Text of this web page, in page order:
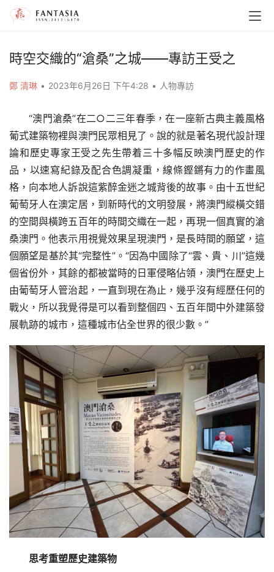
時空交織的“滄桑”之城——專訪王受之
鄭 清琳 • 2023年6月26日 下午4:28 • 人物專訪
“澳門滄桑”在二○二三年春季，在一座新古典主義風格
葡式建築物裡與澳門民眾相見了。說的就是著名現代設計理
論和歷史專家王受之先生帶着三十多幅反映澳門歷史的作
品，以速寫紀錄及配合色調凝重，線條鏗鏘有力的作畫風
格，向本地人訴說這紫醉金迷之城背後的故事。由十五世紀
葡萄牙人在澳定居，到新時代的文明發展，將澳門縱橫交錯
的空間與橫跨五百年的時間交織在一起，再現一個真實的滄
桑澳門。他表示用視覺效果呈現澳門，是長時間的願望，這
個願望是基於其“完整性”。“因為中國除了“雲、貴、川”這幾
個省份外，其餘的都被當時的日軍侵略佔領，澳門在歷史上
由葡萄牙人管治起，一直到現在為止，幾乎沒有經歷任何的
戰火，所以我覺得是可以看到整個四、五百年間中外建築發
展軌跡的城市，這種城市佔全世界的很少數。”
思考重塑歷史建築物